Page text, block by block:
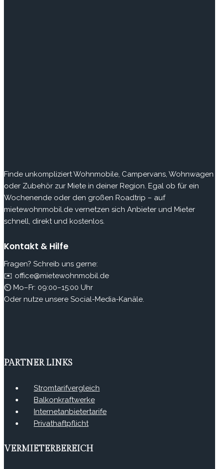
Finde unkompliziert Wohnmobile, Campervans, Wohnwagen
oder Zubehör zur Miete in deiner Region. Egal ob für ein
Wochenende oder den großen Roadtrip – auf
mietewohnmobil.de vernetzen sich Anbieter und Mieter
schnell, direkt und kostenlos.
Kontakt & Hilfe
Fragen? Schreib uns gerne:
✉️ office@mietewohnmobil.de
⏲ Mo–Fr: 09:00–15:00 Uhr
Oder nutze unsere Social-Media-Kanäle.
PARTNER LINKS
Stromtarifvergleich
Balkonkraftwerke
Internetanbietertarife
Privathaftpflicht
VERMIETERBEREICH